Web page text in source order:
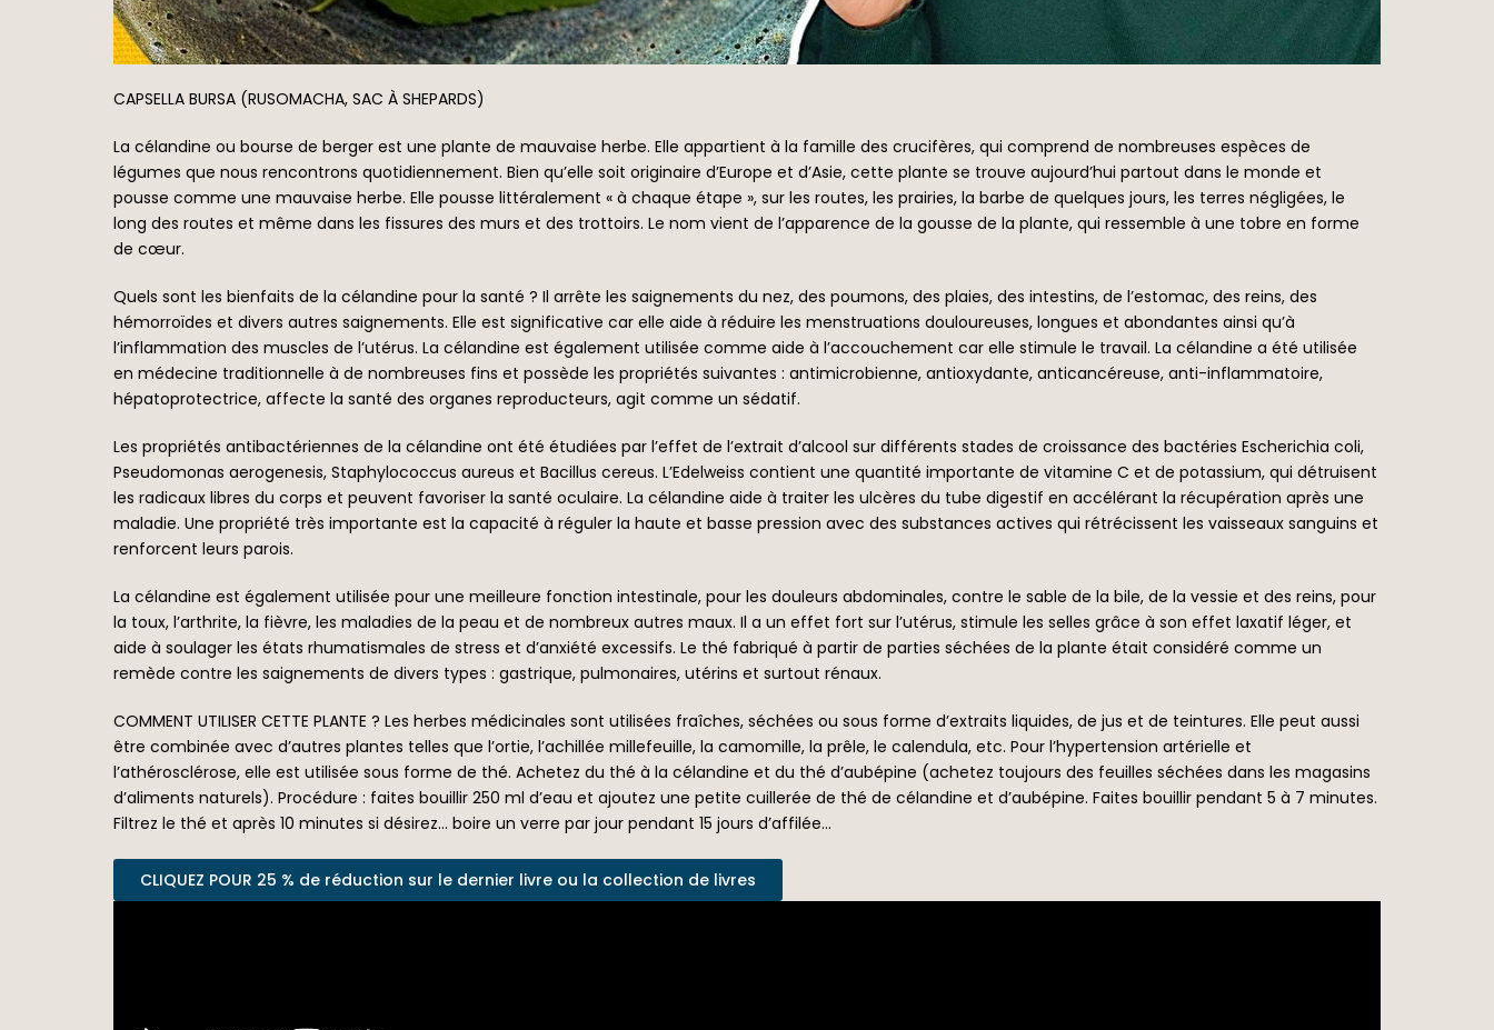
CAPSELLA BURSA (RUSOMACHA, SAC À SHEPARDS)
La célandine ou bourse de berger est une plante de mauvaise herbe. Elle appartient à la famille des crucifères, qui comprend de nombreuses espèces de
légumes que nous rencontrons quotidiennement. Bien qu’elle soit originaire d’Europe et d’Asie, cette plante se trouve aujourd’hui partout dans le monde et
pousse comme une mauvaise herbe. Elle pousse littéralement « à chaque étape », sur les routes, les prairies, la barbe de quelques jours, les terres négligées, le
long des routes et même dans les fissures des murs et des trottoirs. Le nom vient de l’apparence de la gousse de la plante, qui ressemble à une tobre en forme
de cœur.
Quels sont les bienfaits de la célandine pour la santé ? Il arrête les saignements du nez, des poumons, des plaies, des intestins, de l’estomac, des reins, des
hémorroïdes et divers autres saignements. Elle est significative car elle aide à réduire les menstruations douloureuses, longues et abondantes ainsi qu’à
l’inflammation des muscles de l’utérus. La célandine est également utilisée comme aide à l’accouchement car elle stimule le travail. La célandine a été utilisée
en médecine traditionnelle à de nombreuses fins et possède les propriétés suivantes : antimicrobienne, antioxydante, anticancéreuse, anti-inflammatoire,
hépatoprotectrice, affecte la santé des organes reproducteurs, agit comme un sédatif.
Les propriétés antibactériennes de la célandine ont été étudiées par l’effet de l’extrait d’alcool sur différents stades de croissance des bactéries Escherichia coli,
Pseudomonas aerogenesis, Staphylococcus aureus et Bacillus cereus. L’Edelweiss contient une quantité importante de vitamine C et de potassium, qui détruisent
les radicaux libres du corps et peuvent favoriser la santé oculaire. La célandine aide à traiter les ulcères du tube digestif en accélérant la récupération après une
maladie. Une propriété très importante est la capacité à réguler la haute et basse pression avec des substances actives qui rétrécissent les vaisseaux sanguins et
renforcent leurs parois.
La célandine est également utilisée pour une meilleure fonction intestinale, pour les douleurs abdominales, contre le sable de la bile, de la vessie et des reins, pour
la toux, l’arthrite, la fièvre, les maladies de la peau et de nombreux autres maux. Il a un effet fort sur l’utérus, stimule les selles grâce à son effet laxatif léger, et
aide à soulager les états rhumatismales de stress et d’anxiété excessifs. Le thé fabriqué à partir de parties séchées de la plante était considéré comme un
remède contre les saignements de divers types : gastrique, pulmonaires, utérins et surtout rénaux.
COMMENT UTILISER CETTE PLANTE ? Les herbes médicinales sont utilisées fraîches, séchées ou sous forme d’extraits liquides, de jus et de teintures. Elle peut aussi
être combinée avec d’autres plantes telles que l’ortie, l’achillée millefeuille, la camomille, la prêle, le calendula, etc. Pour l’hypertension artérielle et
l’athérosclérose, elle est utilisée sous forme de thé. Achetez du thé à la célandine et du thé d’aubépine (achetez toujours des feuilles séchées dans les magasins
d’aliments naturels). Procédure : faites bouillir 250 ml d’eau et ajoutez une petite cuillerée de thé de célandine et d’aubépine. Faites bouillir pendant 5 à 7 minutes.
Filtrez le thé et après 10 minutes si désirez… boire un verre par jour pendant 15 jours d’affilée…
CLIQUEZ POUR 25 % de réduction sur le dernier livre ou la collection de livres